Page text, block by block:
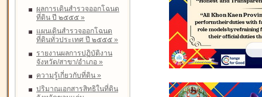
ผลการเดินสำรวจออกโฉนด
ที่ดิน ปี ๒๕๕๕ »
แผนเดินสำรวจออกโฉนด
ที่ดินทั่วประเทศ ปี ๒๕๕๕ »
รายงานผลการปฏิบัติงาน
จังหวัด/สาขา/อำเภอ »
ความรู้เกี่ยวกับที่ดิน »
ปริมาณเอกสารสิทธิในที่ดิน